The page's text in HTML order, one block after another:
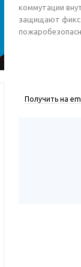
коммутации
защищают
Получить на